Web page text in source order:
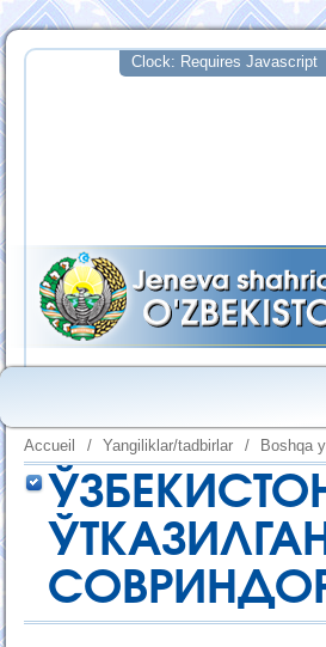
Accueil / Yangiliklar/tadbirlar / Boshqa